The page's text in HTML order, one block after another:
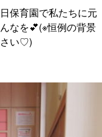
保育園で私たちに元
なを💕(※恒例の背景
さい♡)